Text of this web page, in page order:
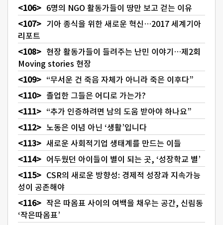
6명의 NGO 활동가들이 땅만 보고 걷는 이유
기아 종식을 위한 새로운 혁신…2017 세계기아
리포트
현장 활동가들이 들려주는 난민 이야기…제2회
Moving stories 현장
“무서운 건 죽음 자체가 아니라 죽은 이후다”
졸업한 그들은 어디로 가는가?
“추가 인증하려면 남의 도움 받아야 하나요”
노동은 이념 아닌 ‘생활’입니다
새로운 사회적기업 생태계를 만드는 이들
어두웠던 아이들이 별이 되는 곳, ‘성장학교 별’
CSR의 새로운 방향성: 경제적 성장과 지속가능
성이 공존해야
작은 따옴표 사이의 여백을 채우는 공간, 신림동
‘작은따옴표’